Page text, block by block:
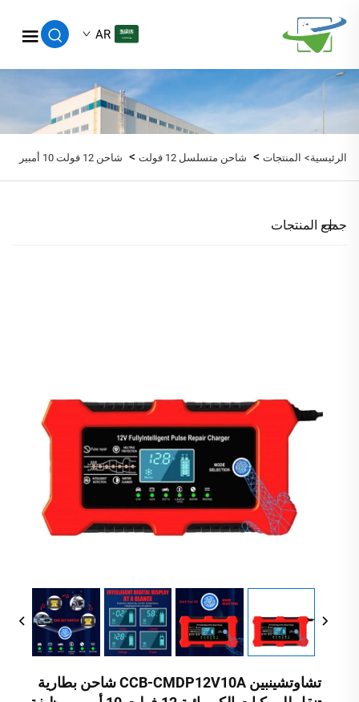
AR
الرئيسية> المنتجات > شاحن متسلسل 12 فولت > شاحن 12 فولت 10 أمبير
جميع المنتجات
تشاوتشينبين CCB-CMDP12V10A شاحن بطارية